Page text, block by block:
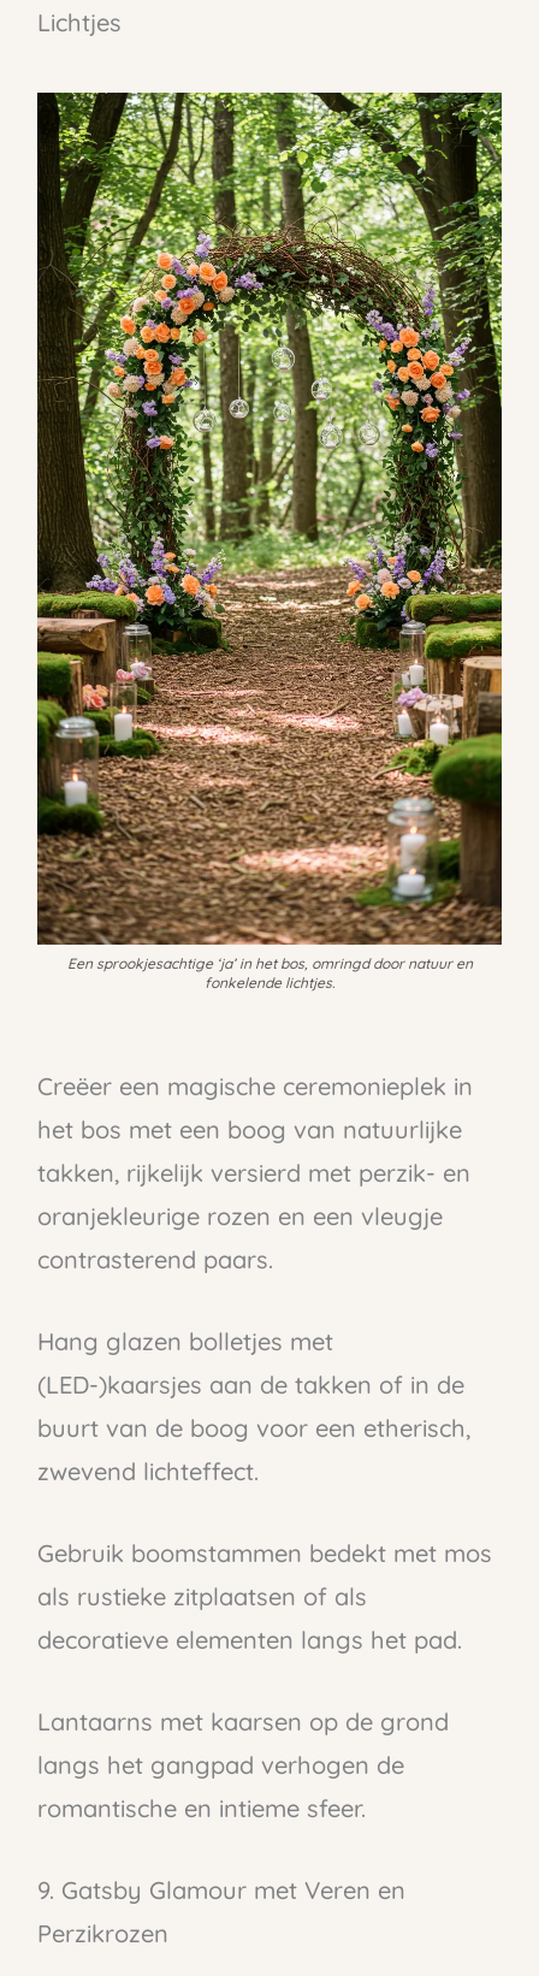
Lichtjes
Een sprookjesachtige ‘ja’ in het bos, omringd door natuur en
fonkelende lichtjes.
Creëer een magische ceremonieplek in
het bos met een boog van natuurlijke
takken, rijkelijk versierd met perzik- en
oranjekleurige rozen en een vleugje
contrasterend paars.
Hang glazen bolletjes met
(LED-)kaarsjes aan de takken of in de
buurt van de boog voor een etherisch,
zwevend lichteffect.
Gebruik boomstammen bedekt met mos
als rustieke zitplaatsen of als
decoratieve elementen langs het pad.
Lantaarns met kaarsen op de grond
langs het gangpad verhogen de
romantische en intieme sfeer.
9. Gatsby Glamour met Veren en
Perzikrozen